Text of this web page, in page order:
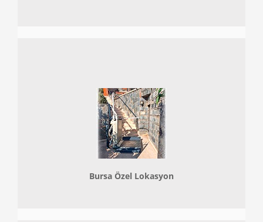
Bursa Özel Lokasyon